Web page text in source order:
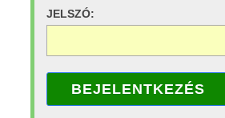
JELSZÓ:
BEJELENTKEZÉS